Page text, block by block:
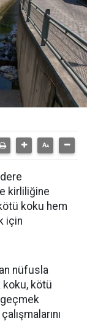
kirliliğine
koku hem
için
nüfusla
koku, kötü
geçmek